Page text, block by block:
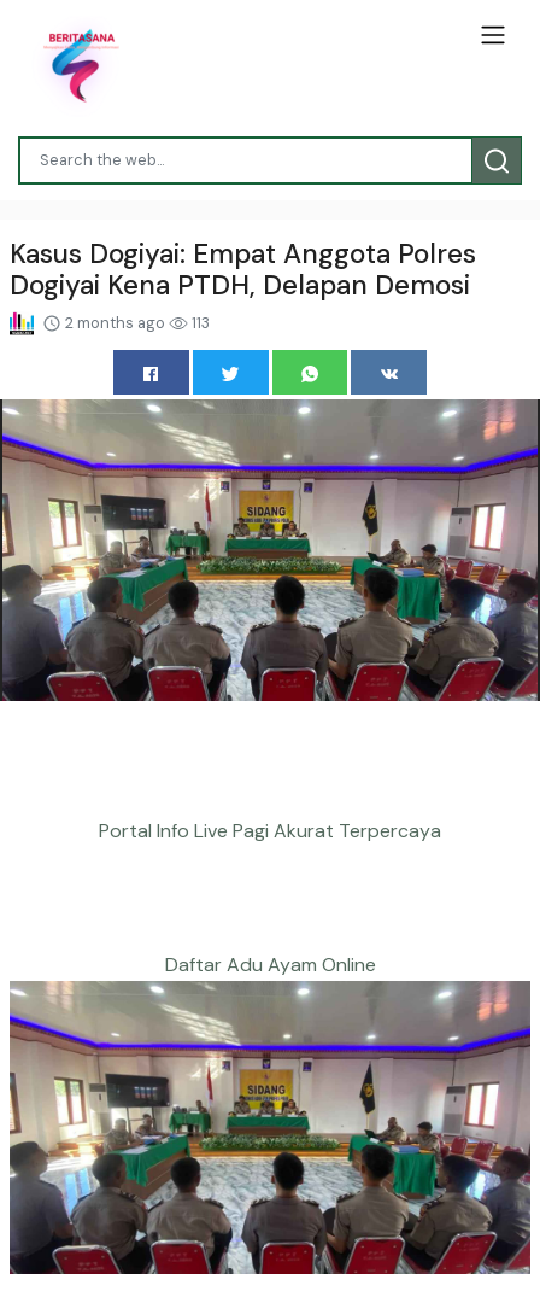
Kasus Dogiyai: Empat Anggota Polres
Dogiyai Kena PTDH, Delapan Demosi
2 months ago 113
Portal Info Live Pagi Akurat Terpercaya
Daftar Adu Ayam Online